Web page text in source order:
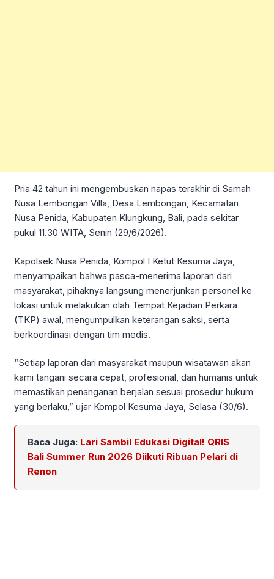
Pria 42 tahun ini mengembuskan napas terakhir di Samah
Nusa Lembongan Villa, Desa Lembongan, Kecamatan
Nusa Penida, Kabupaten Klungkung, Bali, pada sekitar
pukul 11.30 WITA, Senin (29/6/2026).
Kapolsek Nusa Penida, Kompol I Ketut Kesuma Jaya,
menyampaikan bahwa pasca-menerima laporan dari
masyarakat, pihaknya langsung menerjunkan personel ke
lokasi untuk melakukan olah Tempat Kejadian Perkara
(TKP) awal, mengumpulkan keterangan saksi, serta
berkoordinasi dengan tim medis.
“Setiap laporan dari masyarakat maupun wisatawan akan
kami tangani secara cepat, profesional, dan humanis untuk
memastikan penanganan berjalan sesuai prosedur hukum
yang berlaku,” ujar Kompol Kesuma Jaya, Selasa (30/6).
Baca Juga: Lari Sambil Edukasi Digital! QRIS
Bali Summer Run 2026 Diikuti Ribuan Pelari di
Renon